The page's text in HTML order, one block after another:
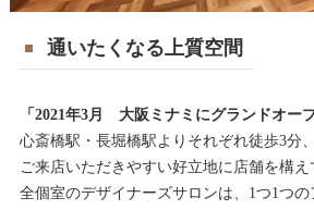
通いたくなる上質空間
「2021年3月 大阪ミナミにグランドオープ
心斎橋駅・長堀橋駅よりそれぞれ徒歩3分
ご来店いただきやすい好立地に店舗を構え
全個室のデザイナーズサロンは、1つ1つの